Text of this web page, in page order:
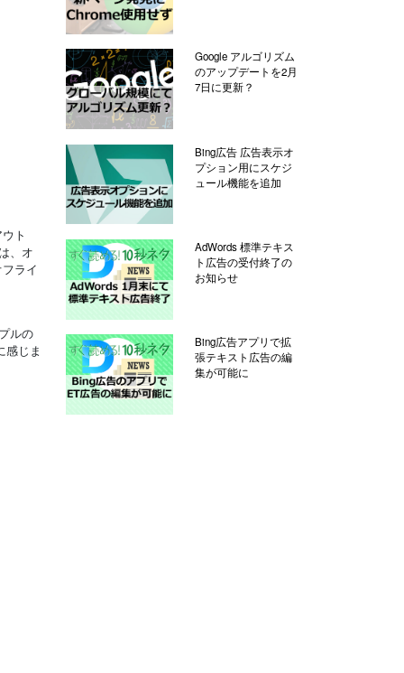
ト
、オ
ライ
ルの
感じま
Google アルゴリズム
のアップデートを2月
7日に更新？
Bing広告 広告表示オ
プション用にスケジ
ュール機能を追加
AdWords 標準テキス
ト広告の受付終了の
お知らせ
Bing広告アプリで拡
張テキスト広告の編
集が可能に